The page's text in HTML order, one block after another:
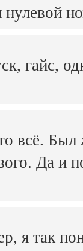
гайс,
всё.
Да и
я так